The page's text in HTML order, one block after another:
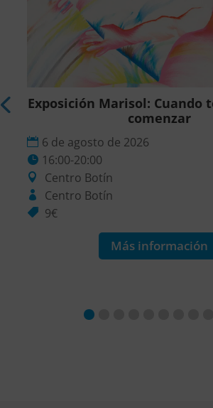
Exposición Marisol: Cuando
comenzar
6 de agosto de 2026
16:00-20:00
Centro Botín
Centro Botín
9€
Más información